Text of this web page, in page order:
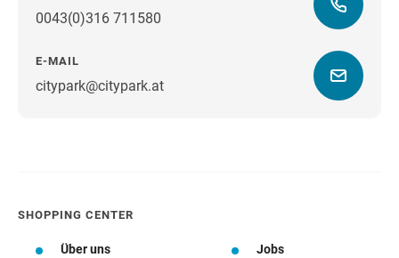
0043(0)316 711580
E-MAIL
citypark@citypark.atWegbeschreibung
SHOPPING CENTER
Über uns Jobs